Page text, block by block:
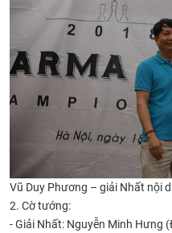
Vũ Duy Phương – giải Nhất nội
2. Cờ tướng:
-Giải Nhất: Nguyễn Minh Hưng